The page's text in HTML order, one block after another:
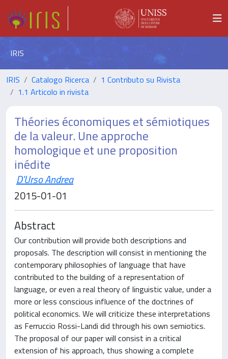
IRIS
IRIS Catalogo Ricerca
1 Contributo su Rivista
1.1 Articolo in rivista
Théories économiques et sémiotiques
de la valeur. Une approche
homologique et une proposition
inédite
D'Urso Andrea
2015-01-01
Abstract
Our contribution will provide both descriptions and
proposals. The description will consist in mentioning the
contemporary philosophies of language that have
contributed to the building of a representation of
language, or even a real theory of linguistic value, under a
more or less conscious influence of the doctrines of
political economics. We will criticize these interpretations
as Ferruccio Rossi-Landi did through his own semiotics.
The proposal of our paper will consist in a critical
extension of his approach, thus showing a complete